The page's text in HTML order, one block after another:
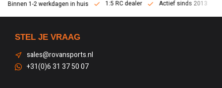
Binnen 1-2 werkdagen in huis 1:5 RC dealer Actief sinds 2013
STEL JE VRAAG
sales@rovansports.nl
+31(0)6 31 37 50 07